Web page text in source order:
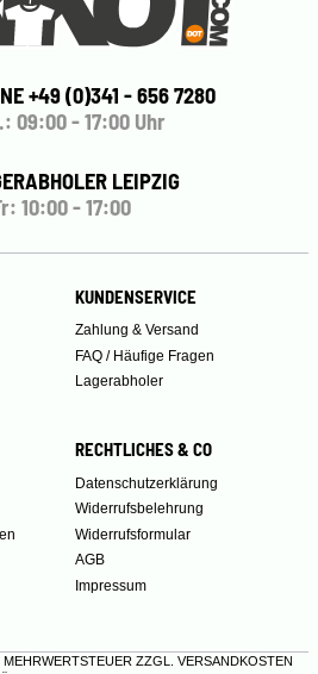
+49 (0)341 - 656 7280
09:00 - 17:00 Uhr
LEIPZIG
10:00 - 17:00
KUNDENSERVICE
Zahlung & Versand
FAQ / Häufige Fragen
Lagerabholer
RECHTLICHES & CO
Datenschutzerklärung
Widerrufsbelehrung
Widerrufsformular
AGB
Impressum
ZZGL. VERSANDKOSTEN